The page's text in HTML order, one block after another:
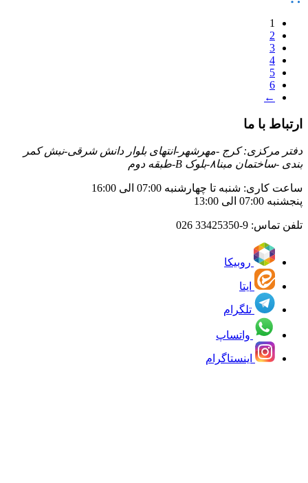
1
2
3
4
5
6
←
ارتباط با ما
دفتر مرکزی: کرج -مهرشهر-انتهای بلوار دانش شرقی-نبش کمر
بندی -ساختمان مبنا۸-بلوک B-طبقه دوم
ساعت کاری: شنبه تا چهارشنبه 07:00 الی 16:00
پنجشنبه 07:00 الی 13:00
تلفن تماس: 33425350-9 026
روبیکا
ایتا
تلگرام
واتساپ
اینستاگرام